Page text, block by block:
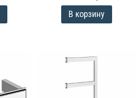
В корзину